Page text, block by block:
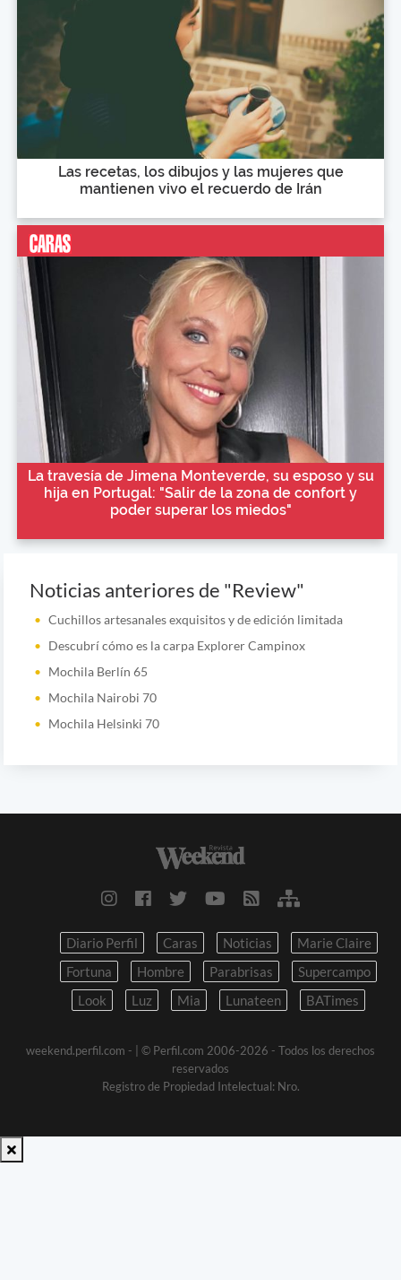
Las recetas, los dibujos y las mujeres que
mantienen vivo el recuerdo de Irán
La travesía de Jimena Monteverde, su esposo y su
hija en Portugal: "Salir de la zona de confort y
poder superar los miedos"
Noticias anteriores de "Review"
Cuchillos artesanales exquisitos y de edición limitada
Descubrí cómo es la carpa Explorer Campinox
Mochila Berlín 65
Mochila Nairobi 70
Mochila Helsinki 70
Diario Perfil Caras Noticias
Marie Claire
Fortuna
Hombre Parabrisas
Supercampo
Look
Luz Mia Lunateen BATimes
weekend.perfil.com -
| © Perfil.com 2006-2026 - Todos los derechos
reservados
Registro de Propiedad Intelectual: Nro.